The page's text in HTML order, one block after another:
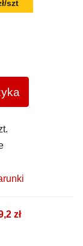
szt
zł